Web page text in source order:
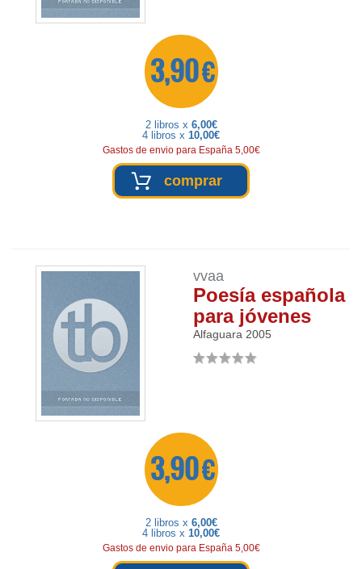
3,90 €
2 libros x 6,00€
4 libros x 10,00€
Gastos de envio para España 5,00€
comprar
vvaa
Poesía española
para jóvenes
Alfaguara 2005
3,90 €
2 libros x 6,00€
4 libros x 10,00€
Gastos de envio para España 5,00€